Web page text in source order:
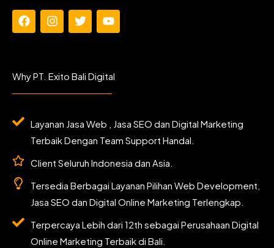
F
b
I
a
m
T
t
Y
u
Why PT. Exito Bali Digital
Layanan Jasa Web , Jasa SEO dan Digital Marketing
Terbaik Dengan Team Support Handal.
Client Seluruh Indonesia dan Asia.
Tersedia Berbagai Layanan Pilihan Web Development,
Jasa SEO dan Digital Online Marketing Terlengkap.
Terpercaya Lebih dari 12th sebagai Perusahaan Digital
Online Marketing Terbaik di Bali.